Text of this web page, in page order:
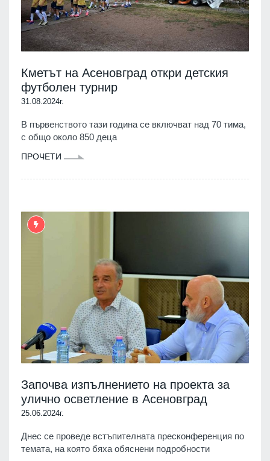
Кметът на Асеновград откри детския
футболен турнир
31.08.2024г.
В първенството тази година се включват над 70 тима,
с общо около 850 деца
ПРОЧЕТИ
Започва изпълнението на проекта за
улично осветление в Асеновград
25.06.2024г.
Днес се проведе встъпителната пресконференция по
темата, на която бяха обяснени подробности